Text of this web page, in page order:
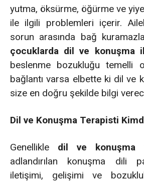
yutma, öksürme, öğürme ve
ile ilgili problemleri içerir.
sorun arasında bağ
çocuklarda dil ve konuşma
beslenme bozukluğu temelli
bağlantı varsa elbette ki dil ve
size en doğru şekilde bilgi
Dil ve Konuşma Terapisti
Genellikle dil ve konuşma
adlandırılan konuşma dili
iletişimi, gelişimi ve